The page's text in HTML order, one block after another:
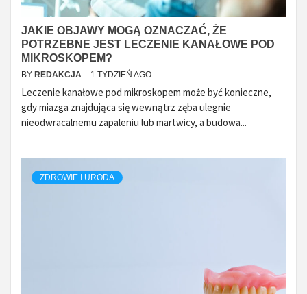
JAKIE OBJAWY MOGĄ OZNACZAĆ, ŻE
POTRZEBNE JEST LECZENIE KANAŁOWE POD
MIKROSKOPEM?
BY REDAKCJA 1 TYDZIEŃ AGO
Leczenie kanałowe pod mikroskopem może być konieczne,
gdy miazga znajdująca się wewnątrz zęba ulegnie
nieodwracalnemu zapaleniu lub martwicy, a budowa...
ZDROWIE I URODA